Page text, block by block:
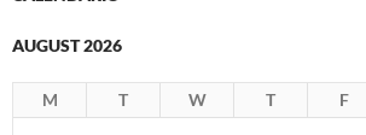
AUGUST 2026
M T W T F